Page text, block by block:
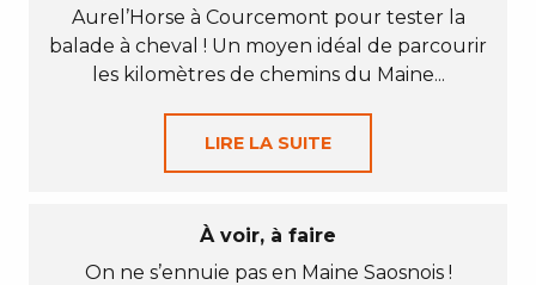
Aurel’Horse à Courcemont pour tester la
balade à cheval ! Un moyen idéal de parcourir
les kilomètres de chemins du Maine...
LIRE LA SUITE
À voir, à faire
On ne s’ennuie pas en Maine Saosnois !